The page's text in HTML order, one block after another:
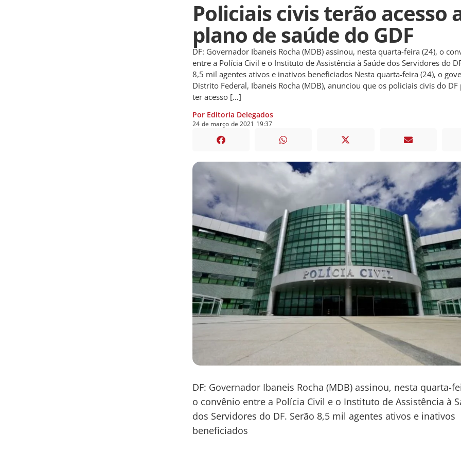
Policiais civis terão acesso
plano de saúde do GDF
DF: Governador Ibaneis Rocha (MDB) assinou, nesta quarta-feira (24), o
entre a Polícia Civil e o Instituto de Assistência à Saúde dos Servidores do
8,5 mil agentes ativos e inativos beneficiados Nesta quarta-feira (24), o
Distrito Federal, Ibaneis Rocha (MDB), anunciou que os policiais civis do
ter acesso […]
Por Editoria Delegados
24 de março de2021 19:37
DF: Governador Ibaneis Rocha (MDB) assinou, nesta quarta-
o convênio entre a Polícia Civil e o Instituto de Assistência à
dos Servidores do DF. Serão 8,5 mil agentes ativos e inativos
beneficiados